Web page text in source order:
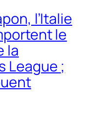
l’Italie
le
la
League ;